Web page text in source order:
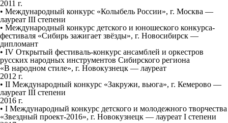
2011 г.
• Международный конкурс «Колыбель России», г. Москва —
лауреат III степени
• Международный конкурс детского и юношеского конкурса-
фестиваля «Сибирь зажигает звёзды», г. Новосибирск —
дипломант
• IV Открытый фестиваль-конкурс ансамблей и оркестров
русских народных инструментов Сибирского региона
«В народном стиле», г. Новокузнецк — лауреат
2012 г.
• II Международный конкурс «Закружи, вьюга», г. Кемерово —
лауреат III степени
2016 г.
• I Международный конкурс детского и молодежного творчества
«Звездный проект-2016», г. Новокузнецк — лауреат I степени